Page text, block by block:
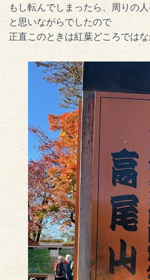
もし転んでしまったら、周りの
と思いながらでしたので
正直このときは紅葉どころでは